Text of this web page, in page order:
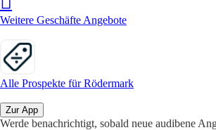
Weitere Geschäfte Angebote
Alle Prospekte für Rödermark
Zur App
Werde benachrichtigt, sobald neue audibene